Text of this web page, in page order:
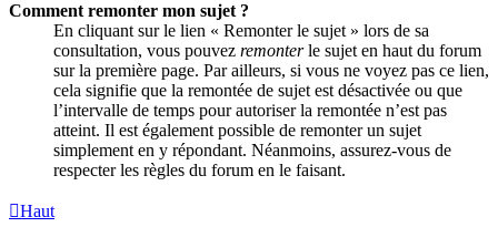
Comment remonter mon sujet ?
En cliquant sur le lien « Remonter le sujet » lors de sa
consultation, vous pouvez remonterle sujet en haut du forum
sur la première page. Par ailleurs, si vous ne voyez pas ce lien,
cela signifie que la remontée de sujet est désactivée ou que
l’intervalle de temps pour autoriser la remontée n’est pas
atteint. Il est également possible de remonter un sujet
simplement en y répondant. Néanmoins, assurez-vous de
respecter les règles du forum en le faisant.
Haut